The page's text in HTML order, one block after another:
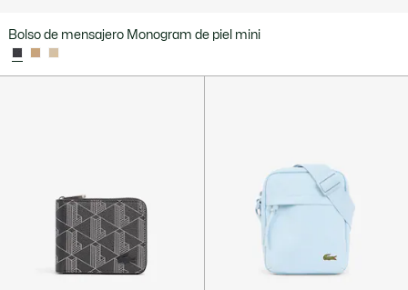
Bolso de mensajero Monogram de piel mini